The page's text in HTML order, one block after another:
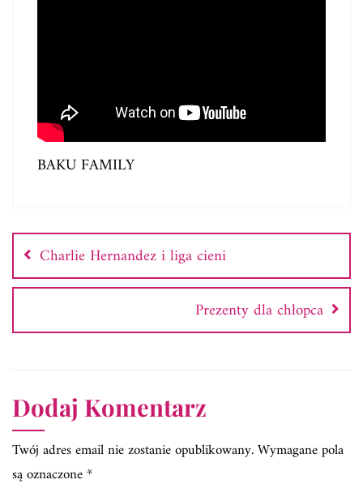
BAKU FAMILY
wpisu
Charlie Hernandez i liga cieni
Prezenty dla chłopca
Dodaj Komentarz
Twój adres email nie zostanie opublikowany.Wymagane pola
są oznaczone*